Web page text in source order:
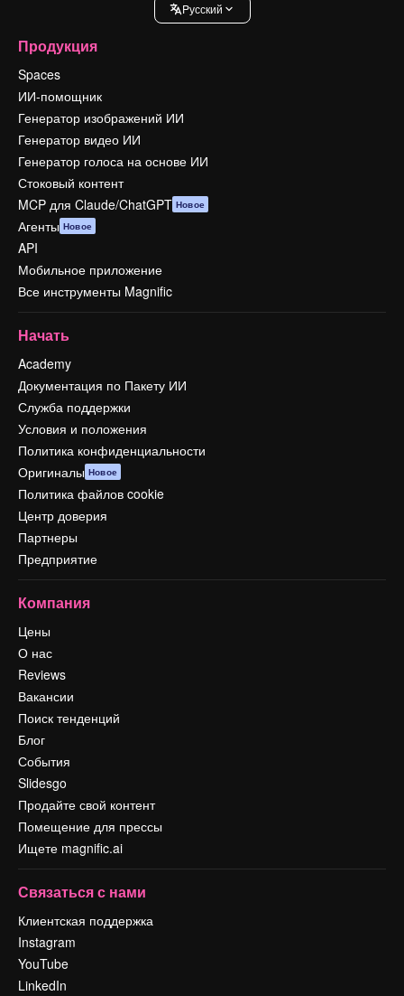
Pусский
Продукция
Spaces
ИИ-помощник
Генератор изображений ИИ
Генератор видео ИИ
Генератор голоса на основе ИИ
Стоковый контент
MCP для Claude/ChatGPT Новое
Агенты Новое
API
Мобильное приложение
Все инструменты Magnific
Начать
Academy
Документация по Пакету ИИ
Служба поддержки
Условия и положения
Политика конфиденциальности
Оригиналы Новое
Политика файлов cookie
Центр доверия
Партнеры
Предприятие
Компания
Цены
О нас
Reviews
Вакансии
Поиск тенденций
Блог
События
Slidesgo
Продайте свой контент
Помещение для прессы
Ищете magnific.ai
Связаться с нами
Клиентская поддержка
Instagram
YouTube
LinkedIn